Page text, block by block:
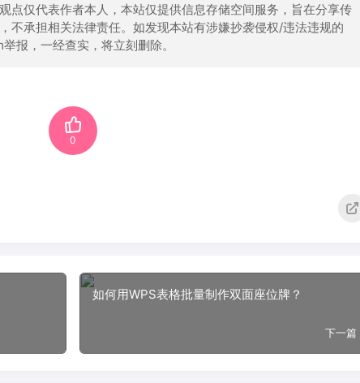
点仅代表作者本人，本站仅提供信息存储空间服务，旨在分享传
不承担相关法律责任。如发现本站有涉嫌抄袭侵权/违法违规的
报，一经查实，将立刻删除。
0
如何用WPS表格批量制作双面座位牌？
下一篇